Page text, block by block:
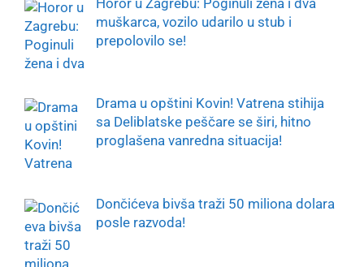
muškarca, vozilo udarilo u stub i
prepolovilo se!
Drama u opštini Kovin! Vatrena stihija
sa Deliblatske peščare se širi, hitno
proglašena vanredna situacija!
Dončićeva bivša traži 50 miliona dolara
posle razvoda!